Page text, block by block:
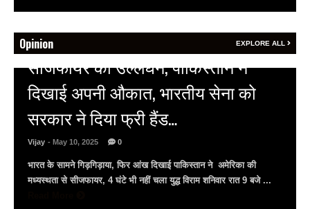
Opinion EXPLORE ALL
अल्बर्ट हॉल पर राजस्थान दिवस समारोह,
राजस्थानी लोक कलाकारों ने बांधा समां…
Vijay - March 30, 2025
अल्बर्ट हॉल पर राज्यस्तरीय सांस्कृतिक संध्या का भव्य आयोजन, उमड़ा जन
सैलाब राज्यपाल हरिभाऊ किसनराव बागडे़, मुख्यमंत्री भजनलाल शर्मा और उप